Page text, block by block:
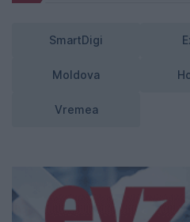
SmartDigi
Moldova
Vremea